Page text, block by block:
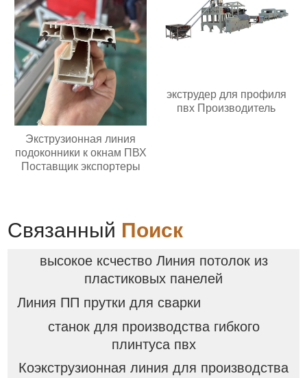
Экструзионная линия
подоконники к окнам ПВХ
Поставщик экспортеры
экструдер для профиля
пвх Производитель
Связанный Поиск
высокое ксчество Линия потолок из
пластиковых панелей
Линия ПП прутки для сварки
станок для производства гибкого
плинтуса пвх
Коэкструзионная линия для производства